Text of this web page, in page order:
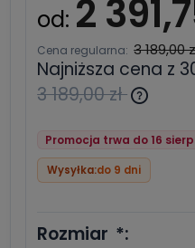
od: 2
Cena regularna: 3 189,00
Najniższa cena z
3 189,00 zł
kiedy
Promocja trwa do 16
Wysyłka:do 9 dni
Rozmiar *: